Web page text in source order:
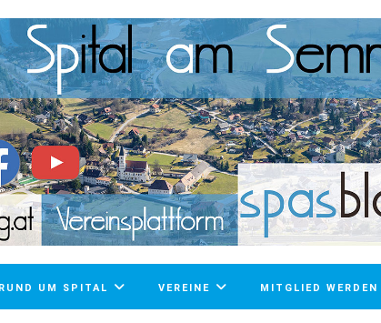
UM SPITAL VEREINE MITGLIED WERDEN